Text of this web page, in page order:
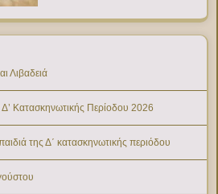
Λιβαδειά
Κατασκηνωτικής Περίοδου 2026
της Δ΄ κατασκηνωτικής περιόδου